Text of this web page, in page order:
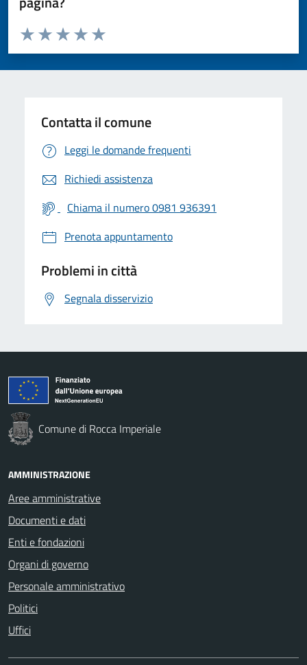
Valuta da 1 a 5 stelle la pagina
Valuta 5 stelle su 5
Valuta 4 stelle su 5
Valuta 3 stelle su 5
Valuta 2 stelle su 5
Valuta 1 stelle su 5
Contatta il comune
Leggi le domande frequenti
Richiedi assistenza
Chiama il numero 0981 936391
Prenota appuntamento
Problemi in città
Segnala disservizio
Comune di Rocca Imperiale
AMMINISTRAZIONE
Aree amministrative
Documenti e dati
Enti e fondazioni
Organi di governo
Personale amministrativo
Politici
Uffici